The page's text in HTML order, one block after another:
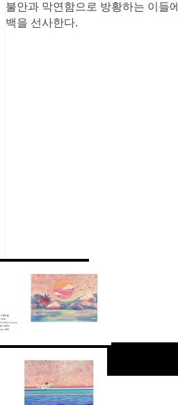
불안과 막연함으로 방황하는 이들
백을 선사한다.